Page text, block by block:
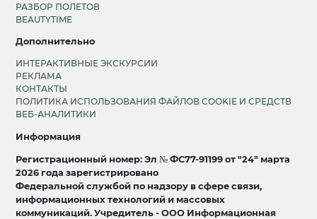
РАЗБОР ПОЛЕТОВ
BEAUTYTIME
Дополнительно
ИНТЕРАКТИВНЫЕ ЭКСКУРСИИ
РЕКЛАМА
КОНТАКТЫ
ПОЛИТИКА ИСПОЛЬЗОВАНИЯ ФАЙЛОВ COOKIE И СРЕДСТВ
ВЕБ-АНАЛИТИКИ
Информация
Регистрационный номер: Эл № ФС77-91199 от "24" марта
2026 года зарегистрировано
Федеральной службой по надзору в сфере связи,
информационных технологий и массовых
коммуникаций. Учредитель - ООО Информационная